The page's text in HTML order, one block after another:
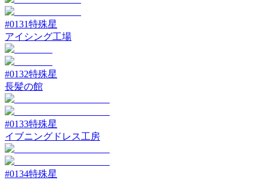
#0131特殊星
アイシング工場
#0132特殊星
長髪の館
#0133特殊星
イブニングドレス工房
#0134特殊星